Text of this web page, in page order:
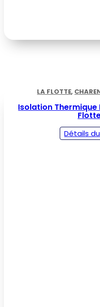
LA FLOTTE,
Isolation Thermique
Détails